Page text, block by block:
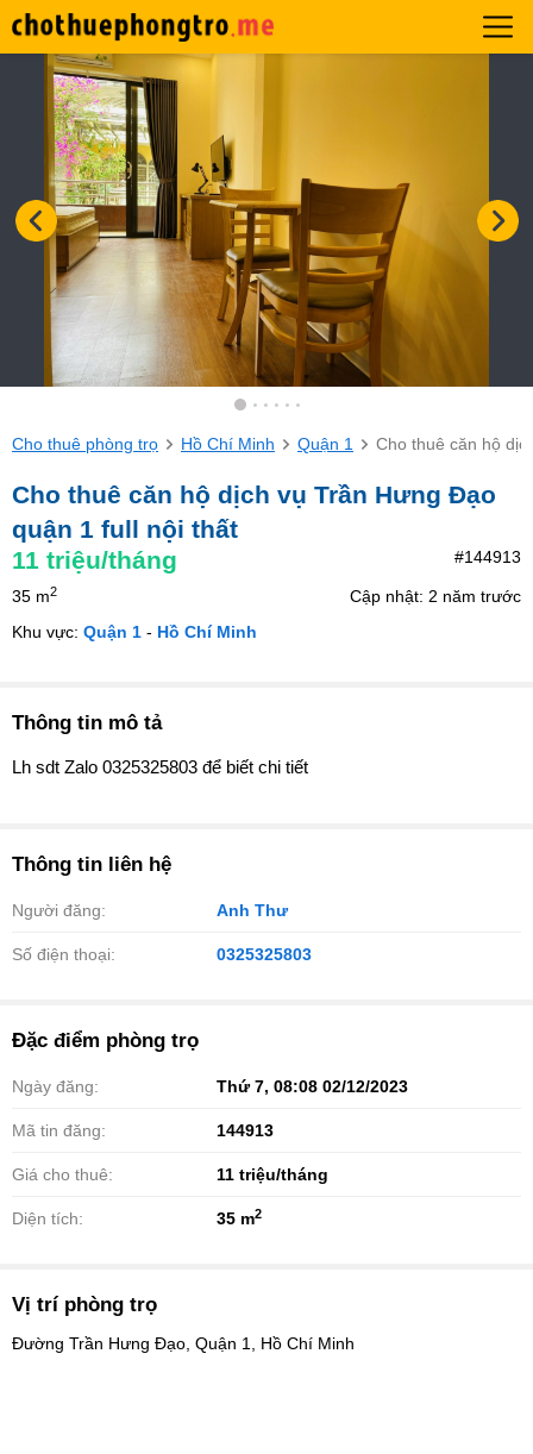
Cho thuê phòng trọ Hồ Chí Minh Quận 1 Cho thuê căn hộ
Cho thuê căn hộ dịch vụ Trần Hưng Đạo
quận 1 full nội thất
11 triệu/tháng #144913
35 m2
Cập nhật: 2 năm trước
Khu vực: Quận 1 - Hồ Chí Minh
Thông tin mô tả
Lh sdt Zalo 0325325803 để biết chi tiết
Thông tin liên hệ
Người đăng: Anh Thư
Số điện thoại: 0325325803
Đặc điểm phòng trọ
Ngày đăng: Thứ 7, 08:08 02/12/2023
Mã tin đăng: 144913
Giá cho thuê: 11 triệu/tháng
Diện tích: 35 m2
Vị trí phòng trọ
Đường Trần Hưng Đạo, Quận 1, Hồ Chí Minh